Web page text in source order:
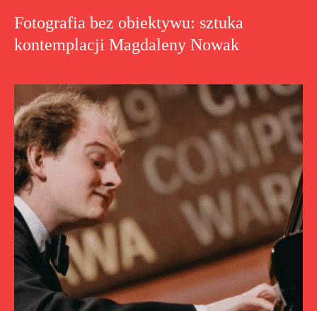
Fotografia bez obiektywu: sztuka
kontemplacji Magdaleny Nowak